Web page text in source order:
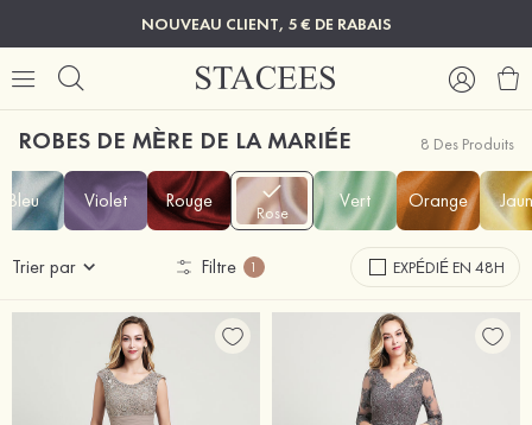
NOUVEAU CLIENT, 5 € DE RABAIS
ROBES DE MÈRE DE LA MARIÉE 8 Des Produits
Bleu Violet Rouge Rose Vert Orange
Trier par Filtre 1 EXPÉDIÉ EN 48H